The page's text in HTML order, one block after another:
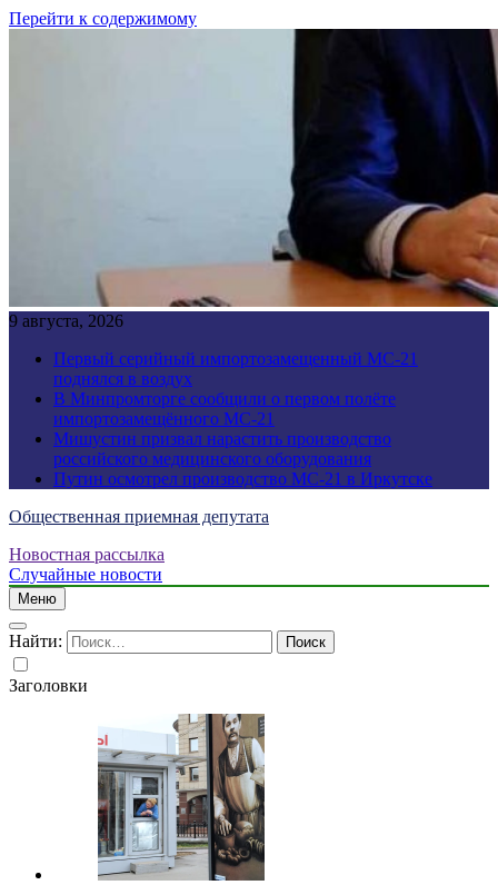
Перейти к содержимому
9 августа, 2026
Первый серийный импортозамещенный МС-21
поднялся в воздух
В Минпромторге сообщили о первом полёте
импортозамещённого МС-21
Мишустин призвал нарастить производство
российского медицинского оборудования
Путин осмотрел производство МС-21 в Иркутске
Общественная приемная депутата
Новостная рассылка
Случайные новости
Меню
Найти:
Заголовки